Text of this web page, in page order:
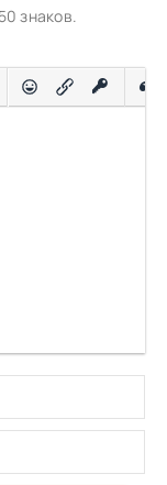
знаков.